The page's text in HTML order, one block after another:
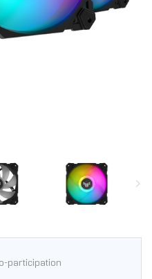
participation